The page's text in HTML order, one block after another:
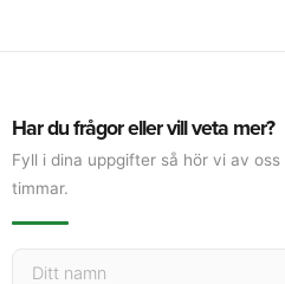
Har du frågor eller vill veta mer?
Fyll i dina uppgifter så hör vi av oss
timmar.